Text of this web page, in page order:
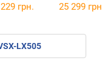
грн.
25 299
LX505